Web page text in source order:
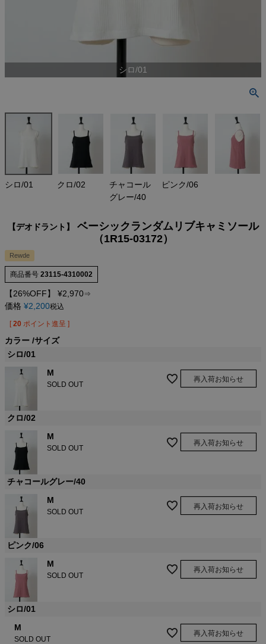
シロ/01
シロ/01 クロ/02
チャコール
グレー/40
ピンク/06
【デオドラント】
ベーシックランダムリブキャミソール
（1R15-03172）
Rewde
商品番号 23115-4310002
【26%OFF】 ¥2,970⇒
価格 ¥2,200税込
[ 20 ポイント進呈 ]
カラー サイズ
シロ/01
M
SOLD OUT
再入荷お知らせ
クロ/02
M
SOLD OUT
再入荷お知らせ
チャコールグレー/40
M
SOLD OUT
再入荷お知らせ
ピンク/06
M
SOLD OUT
再入荷お知らせ
シロ/01
M
SOLD OUT
再入荷お知らせ